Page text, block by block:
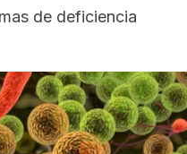
de deficiencia